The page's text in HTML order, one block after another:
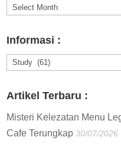
Arsip
Informasi :
Informasi
Artikel Terbaru :
Misteri Kelezatan Menu
Cafe Terungkap 30/07/2026